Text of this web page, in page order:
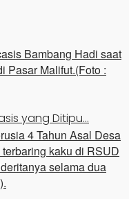
yang Ditipu…